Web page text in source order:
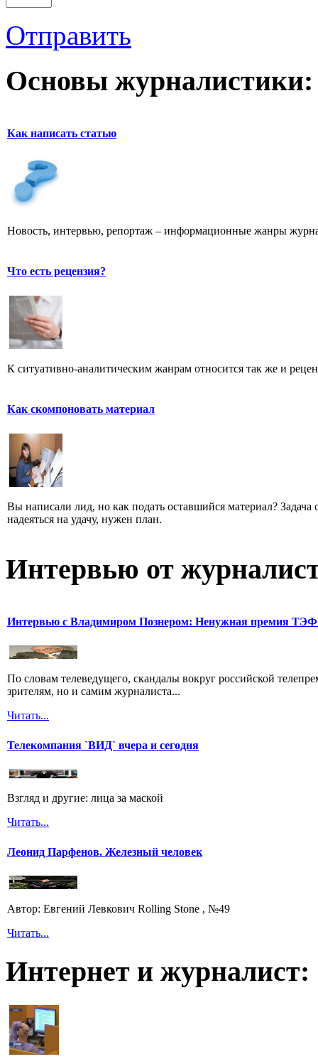
Отправить
Основы журналистики:
Как написать статью
Новость, интервью, репортаж – информационные жанры
Что есть рецензия?
К ситуативно-аналитическим жанрам относится так же и
Как скомпоновать материал
Вы написали лид, но как подать оставшийся материал? Задача
надеяться на удачу, нужен план.
Интервью от
Интервью с Владимиром Познером: Ненужная премия
По словам телеведущего, скандалы вокруг российской
зрителям, но и самим журналиста...
Читать...
Телекомпания `ВИД` вчера и сегодня
Взгляд и другие: лица за маской
Читать...
Леонид Парфенов. Железный человек
Автор: Евгений Левкович Rolling Stone , №49
Читать...
Интернет и журналист: